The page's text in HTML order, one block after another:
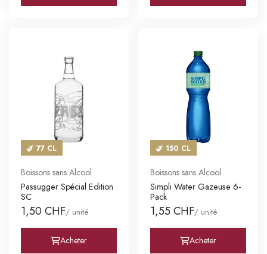
77 CL
Boissons sans Alcool
Passugger Spécial Edition
SC
1,50 CHF/ unité
Acheter
150 CL
Boissons sans Alcool
Simpli Water Gazeuse 6-
Pack
1,55 CHF/ unité
Acheter